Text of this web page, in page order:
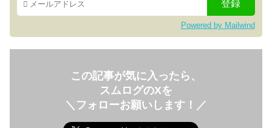
Powered by Mailwind
この記事が気に入ったら、
スムログのXを
＼フォローお願いします！／